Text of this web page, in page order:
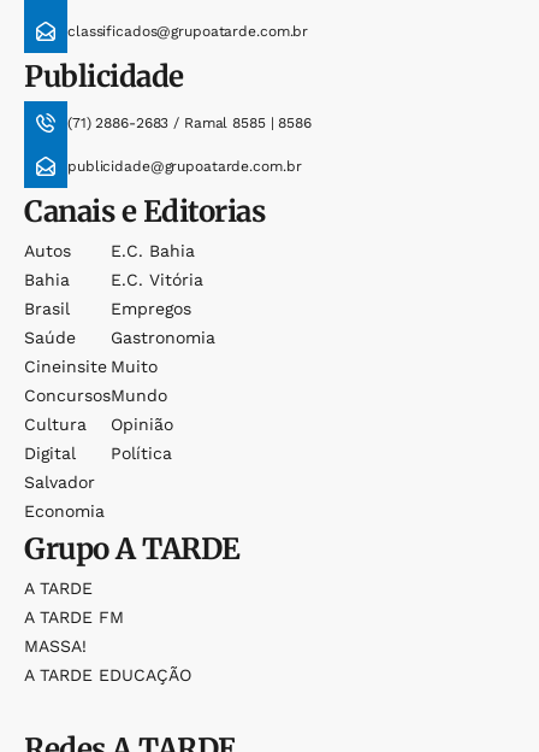
classificados@grupoatarde.com.br
Publicidade
(71) 2886-2683 / Ramal 8585 | 8586
publicidade@grupoatarde.com.br
Canais e Editorias
Autos
Bahia
Brasil
Saúde
Cineinsite
Concursos
Cultura
Digital
Salvador
Economia
E.c. Bahia
E.c. Vitória
Empregos
Gastronomia
Muito
Mundo
Opinião
Política
GrupoA TARDE
A TARDE
A TARDE FM
MASSA!
A TARDE EDUCAÇÃO